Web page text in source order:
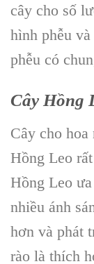
cây cho số
hình phễu
phễu có
Cây Hồng
Cây cho hoa
Hồng Leo
Hồng Leo
nhiều ánh
hơn và phát
rào là thích